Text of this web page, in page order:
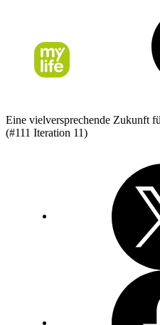
Eine vielversprechende Zukunft
(#111 Iteration 11)